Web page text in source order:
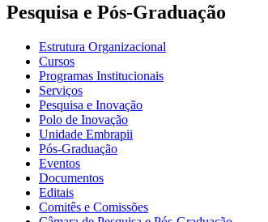
Pesquisa e Pós-Graduação
Estrutura Organizacional
Cursos
Programas Institucionais
Serviços
Pesquisa e Inovação
Polo de Inovação
Unidade Embrapii
Pós-Graduação
Eventos
Documentos
Editais
Comitês e Comissões